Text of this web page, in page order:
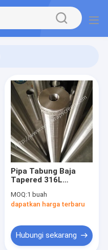
Pipa Tabung Baja
Tapered 316L
Kekuatan Tinggi
Industri
MOQ:1 buah
dapatkan harga terbaru
Hubungi sekarang